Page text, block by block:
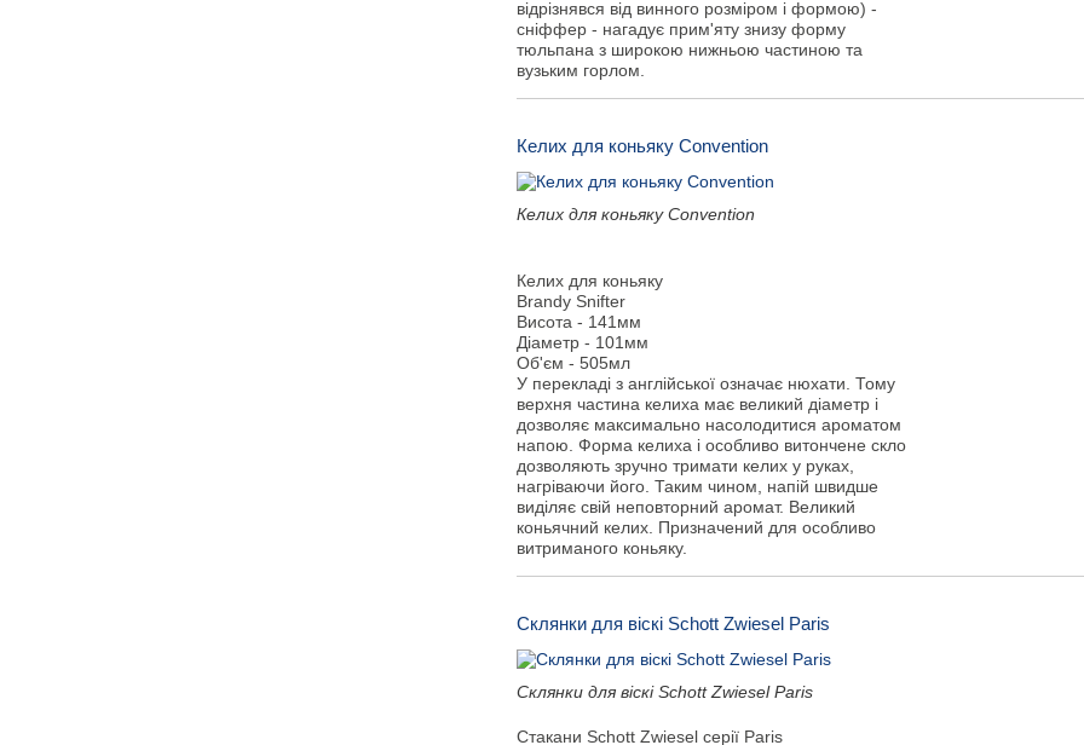
відрізнявся від винного розміром і формою) -
сніффер - нагадує прим'яту знизу форму
тюльпана з широкою нижньою частиною та
вузьким горлом.
Келих для коньяку Convention
Келих для коньяку Convention
Келих для коньяку
Brandy Snifter
Висота - 141мм
Діаметр - 101мм
Об'єм - 505мл
У перекладі з англійської означає нюхати. Тому
верхня частина келиха має великий діаметр і
дозволяє максимально насолодитися ароматом
напою. Форма келиха і особливо витончене скло
дозволяють зручно тримати келих у руках,
нагріваючи його. Таким чином, напій швидше
виділяє свій неповторний аромат. Великий
коньячний келих. Призначений для особливо
витриманого коньяку.
Склянки для віскі Schott Zwiesel Paris
Склянки для віскі Schott Zwiesel Paris
Стакани Schott Zwiesel серії Paris